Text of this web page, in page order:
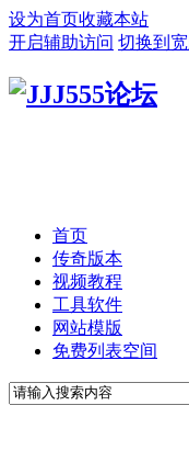
设为首页收藏本站
开启辅助访问 切换到
首页
传奇版本
视频教程
工具软件
网站模版
免费列表空间